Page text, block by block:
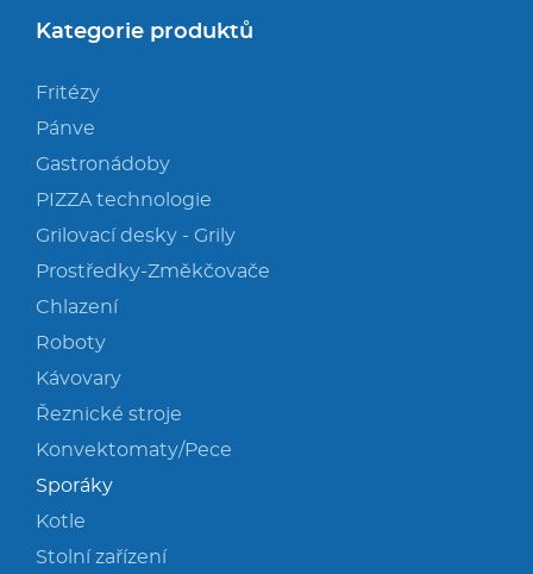
Kategorie produktů
Fritézy
Pánve
Gastronádoby
PIZZA technologie
Grilovací desky - Grily
Prostředky-Změkčovače
Chlazení
Roboty
Kávovary
Řeznické stroje
Konvektomaty/Pece
Sporáky
Kotle
Stolní zařízení